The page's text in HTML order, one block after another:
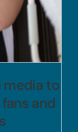
media to
and